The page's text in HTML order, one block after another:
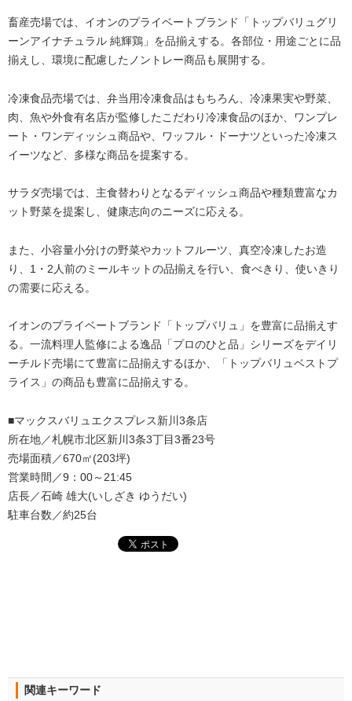
畜産売場では、イオンのプライベートブランド「トップバリュグリ
ーンアイナチュラル 純輝鶏」を品揃えする。各部位・用途ごとに品
揃えし、環境に配慮したノントレー商品も展開する。
冷凍食品売場では、弁当用冷凍食品はもちろん、冷凍果実や野菜、
肉、魚や外食有名店が監修したこだわり冷凍食品のほか、ワンプレ
ート・ワンディッシュ商品や、ワッフル・ドーナツといった冷凍ス
イーツなど、多様な商品を提案する。
サラダ売場では、主食替わりとなるディッシュ商品や種類豊富なカ
ット野菜を提案し、健康志向のニーズに応える。
また、小容量小分けの野菜やカットフルーツ、真空冷凍したお造
り、1・2人前のミールキットの品揃えを行い、食べきり、使いきり
の需要に応える。
イオンのプライベートブランド「トップバリュ」を豊富に品揃えす
る。一流料理人監修による逸品「プロのひと品」シリーズをデイリ
ーチルド売場にて豊富に品揃えするほか、「トップバリュベストプ
ライス」の商品も豊富に品揃えする。
■マックスバリュエクスプレス新川3条店
所在地／札幌市北区新川3条3丁目3番23号
売場面積／670㎡(203坪)
営業時間／9：00～21:45
店長／石崎 雄大(いしざき ゆうだい)
駐車台数／約25台
関連キーワード